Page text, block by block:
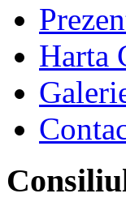
Harta